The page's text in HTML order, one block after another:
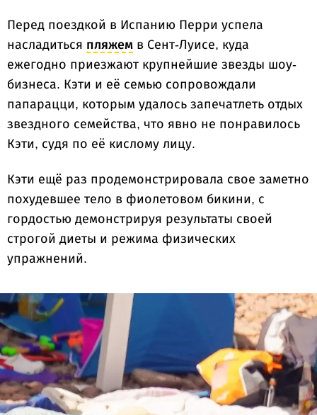
Перед поездкой в ​​Испанию Перри успела
насладиться пляжем в Сент-Луисе, куда
ежегодно приезжают крупнейшие звезды шоу-
бизнеса. Кэти и её семью сопровождали
папарацци, которым удалось запечатлеть отдых
звездного семейства, что явно не понравилось
Кэти, судя по её кислому лицу.
Кэти ещё раз продемонстрировала свое заметно
похудевшее тело в фиолетовом бикини, с
гордостью демонстрируя результаты своей
строгой диеты и режима физических
упражнений.